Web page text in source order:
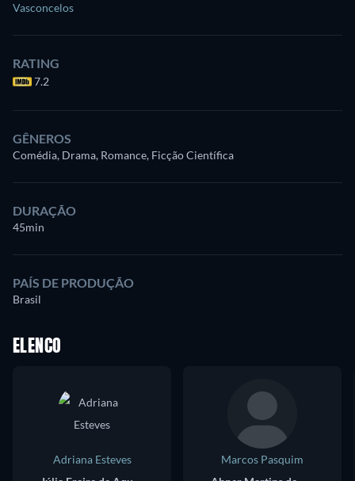
Vasconcelos
RATING
7.2
GÊNEROS
Comédia, Drama, Romance, Ficção Científica
DURAÇÃO
45min
PAÍS DE PRODUÇÃO
Brasil
ELENCO
Adriana Esteves
Marcos Pasquim